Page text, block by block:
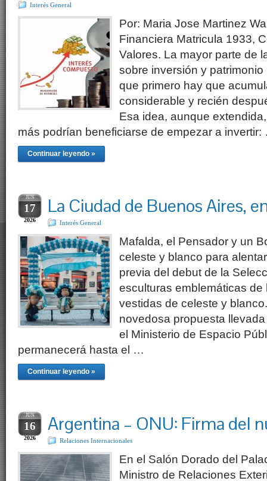
Interés General
Por: Maria Jose Martinez
Financiera Matricula 1933,
Valores. La mayor parte de
sobre inversión y
que primero hay que
considerable y recién
Esa idea, aunque
más podrían beneficiarse de empezar a
Continuar leyendo »
JUN
17
2026
La Ciudad de Buenos Aires,
Interés General
Mafalda, el Pensador y un
celeste y blanco para
previa del debut de la
esculturas emblemáticas
vestidas de celeste y
novedosa propuesta
el Ministerio de Espacio
permanecerá hasta el …
Continuar leyendo »
JUN
16
2026
Argentina – ONU: Firma del
Relaciones Internacionales
En el Salón Dorado del
Ministro de Relaciones